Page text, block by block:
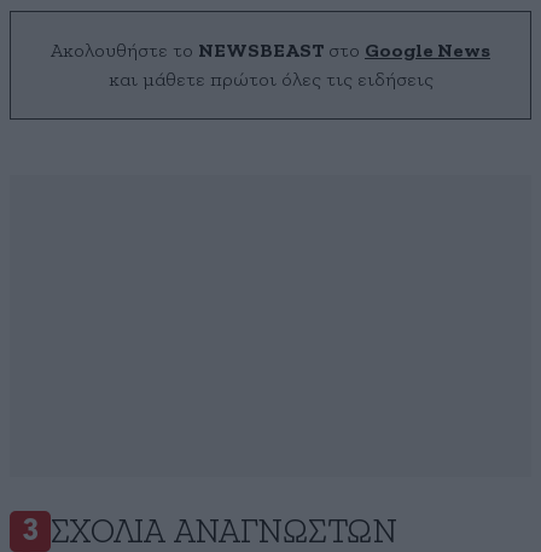
Ακολουθήστε το NEWSBEAST στο Google News
και μάθετε πρώτοι όλες τις ειδήσεις
3 ΣΧΌΛΙΑ ΑΝΑΓΝΩΣΤΏΝ